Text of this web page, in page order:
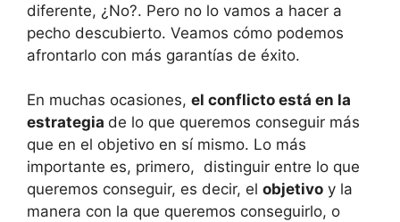
diferente, ¿No?. Pero no lo vamos a hacer a
pecho descubierto. Veamos cómo podemos
afrontarlo con más garantías de éxito.
En muchas ocasiones, el conflicto está en la
estrategia de lo que queremos conseguir más
que en el objetivo en sí mismo. Lo más
importante es, primero, distinguir entre lo que
queremos conseguir, es decir, el objetivo y la
manera con la que queremos conseguirlo, o